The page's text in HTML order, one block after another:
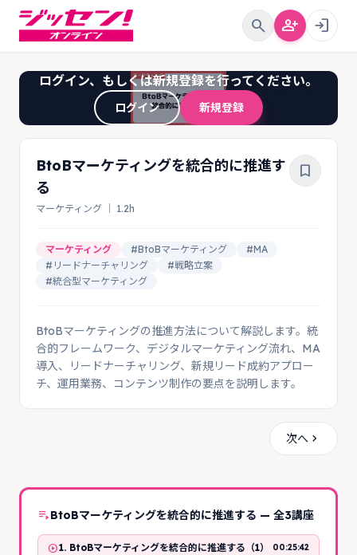
search person_add login
ログイン、もしくは新規登録を行ってください。
ログイン 新規登録
BtoBマーケティングを統合的に推進す
る
マーケティング ｜ 1.2h
bookmark_border
マーケティング #BtoBマーケティング
#MA
#リードナーチャリング
#戦略立案
#統合型マーケティング
BtoBマーケティングの推進方法について解説します。統
合的フレームワーク、デジタルマーケティング流れ、MA
導入、リードナーチャリング、新規リード成約アプロー
チ、運用業務、コンテンツ制作の要点を説明します。
次へ chevron_right
playlist_playBtoBマーケティングを統合的に推進する — 全3講座
play_circle1. BtoBマーケティングを統合的に推進する（1） 00:25:42